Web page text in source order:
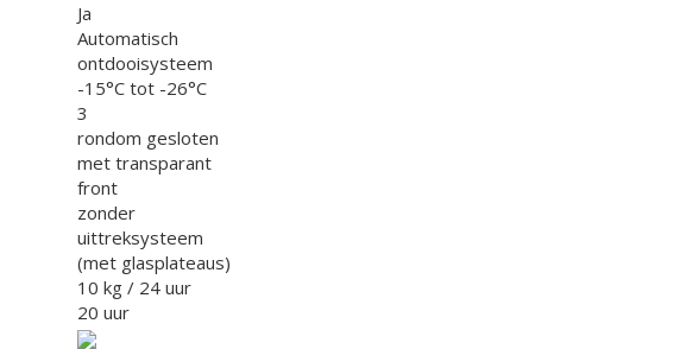
Ja
Automatisch
ontdooisysteem
-15°C tot -26°C
3
rondom gesloten
met transparant
front
zonder
uittreksysteem
(met glasplateaus)
10 kg / 24 uur
20 uur